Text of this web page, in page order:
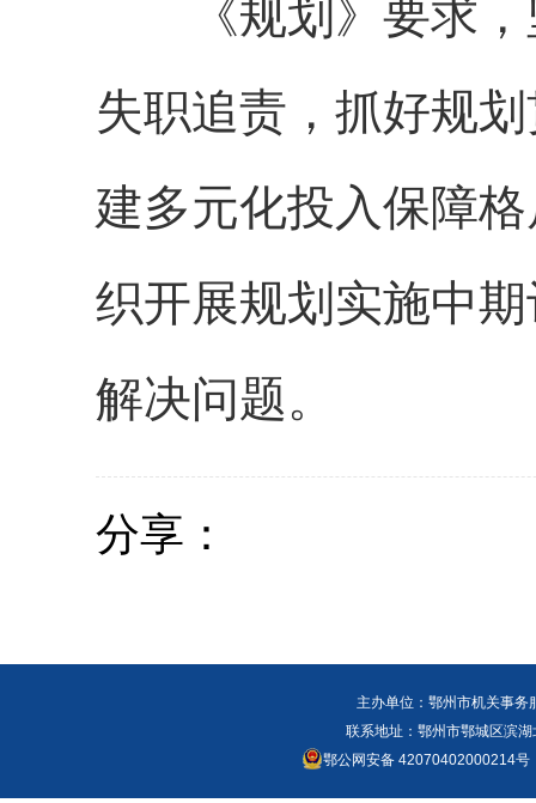
《规划》要求，
失职追责，抓好规
建多元化投入保障
织开展规划实施中
解决问题。
分享：
主办单位：鄂州市机关事
联系地址：鄂州市鄂城区滨
鄂公网安备 42070402000214号